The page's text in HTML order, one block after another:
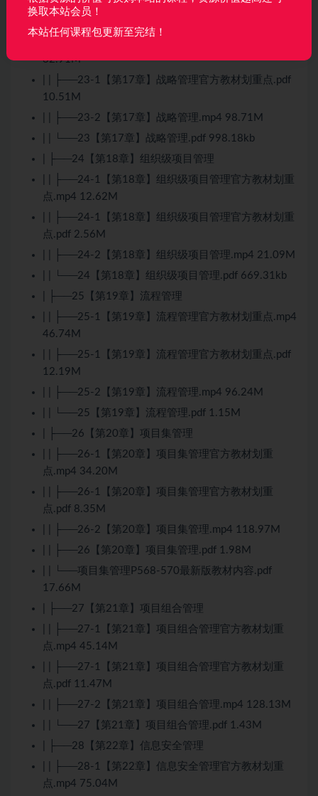
32.91M
| | ├──23-1【第17章】战略管理官方教材划重点.pdf
10.51M
| | ├──23-2【第17章】战略管理.mp4 98.71M
| | └──23【第17章】战略管理.pdf 998.18kb
| ├──24【第18章】组织级项目管理
| | ├──24-1【第18章】组织级项目管理官方教材划重
点.mp4 12.62M
| | ├──24-1【第18章】组织级项目管理官方教材划重
点.pdf 2.56M
| | ├──24-2【第18章】组织级项目管理.mp4 21.09M
| | └──24【第18章】组织级项目管理.pdf 669.31kb
| ├──25【第19章】流程管理
| | ├──25-1【第19章】流程管理官方教材划重点.mp4
46.74M
| | ├──25-1【第19章】流程管理官方教材划重点.pdf
12.19M
| | ├──25-2【第19章】流程管理.mp4 96.24M
| | └──25【第19章】流程管理.pdf 1.15M
| ├──26【第20章】项目集管理
| | ├──26-1【第20章】项目集管理官方教材划重
点.mp4 34.20M
| | ├──26-1【第20章】项目集管理官方教材划重
点.pdf 8.35M
| | ├──26-2【第20章】项目集管理.mp4 118.97M
| | ├──26【第20章】项目集管理.pdf 1.98M
| | └──项目集管理P568-570最新版教材内容.pdf
17.66M
| ├──27【第21章】项目组合管理
| | ├──27-1【第21章】项目组合管理官方教材划重
点.mp4 45.14M
| | ├──27-1【第21章】项目组合管理官方教材划重
点.pdf 11.47M
| | ├──27-2【第21章】项目组合管理.mp4 128.13M
| | └──27【第21章】项目组合管理.pdf 1.43M
| ├──28【第22章】信息安全管理
| | ├──28-1【第22章】信息安全管理官方教材划重
点.mp4 75.04M
换取本站会员！
本站任何课程包更新至完结！